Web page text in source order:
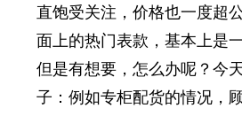
直饱受关注，价格也一度超
面上的热门表款，基本上是
但是有想要，怎么办呢？今
子：例如专柜配货的情况，